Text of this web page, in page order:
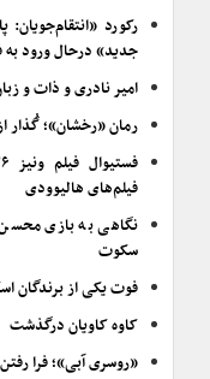
رکورد
جدید» درحال ورود
امیر نادری و ذات و
رمان «رخشان»؛ گُذار
فیلم‌های هالیوودی
نگاهی به بازی
سکوت
فوت یکی از برندگان
کاوه کاویان درگذشت
«روسری آبی»؛ فرا